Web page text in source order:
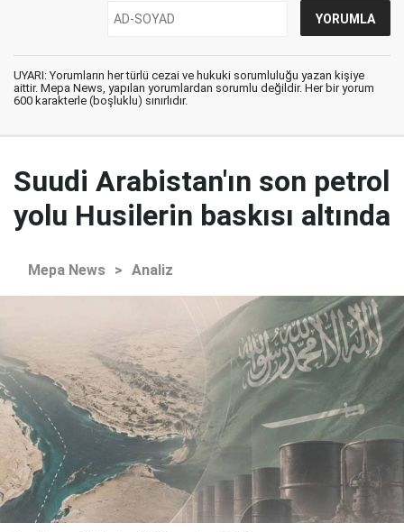
UYARI: Yorumların her türlü cezai ve hukuki sorumluluğu yazan kişiye
aittir. Mepa News, yapılan yorumlardan sorumlu değildir. Her bir yorum
600 karakterle (boşluklu) sınırlıdır.
Suudi Arabistan'ın son petrol
yolu Husilerin baskısı altında
Mepa News > Analiz